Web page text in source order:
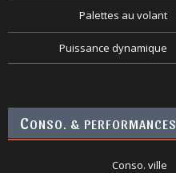
Palettes au volant
Puissance dynamique
CONSO. & PERFORMANCES
Conso. ville